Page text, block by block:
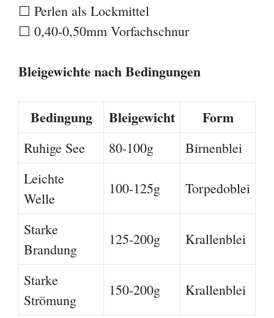
☐ Perlen als Lockmittel
☐ 0,40-0,50mm Vorfachschnur
Bleigewichte nach Bedingungen
Bedingung Bleigewicht Form
Ruhige See 80-100g
Birnenblei
Leichte
Welle
100-125g Torpedoblei
Starke
Brandung
125-200g Krallenblei
Starke
Strömung
150-200g Krallenblei